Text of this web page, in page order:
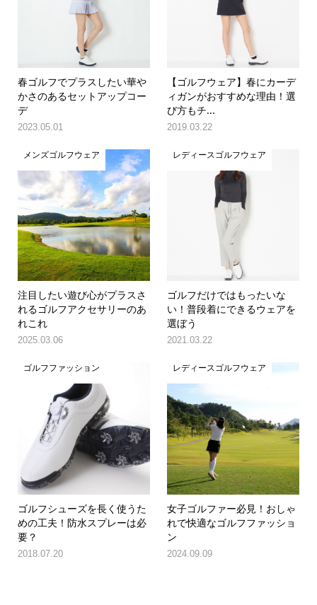
春ゴルフでプラスしたい華や
かさのあるセットアップコー
デ
2023.05.01
【ゴルフウェア】春にカーデ
ィガンがおすすめな理由！選
び方もチ...
2019.03.22
メンズゴルフウェア
注目したい遊び心がプラスさ
れるゴルフアクセサリーのあ
れこれ
2025.03.06
レディースゴルフウェア
ゴルフだけではもったいな
い！普段着にできるウェアを
選ぼう
2021.03.22
ゴルフファッション
ゴルフシューズを長く使うた
めの工夫！防水スプレーは必
要？
2018.07.20
レディースゴルフウェア
女子ゴルファー必見！おしゃ
れで快適なゴルフファッショ
ン
2024.09.09